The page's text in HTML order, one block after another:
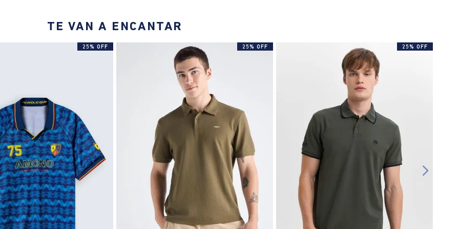
TE VAN A ENCANTAR
25% OFF 25% OFF 25% OFF